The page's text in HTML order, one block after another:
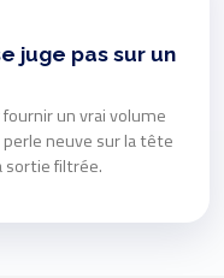
juge pas sur un
un vrai volume
perle neuve sur la tête
sortie filtrée.